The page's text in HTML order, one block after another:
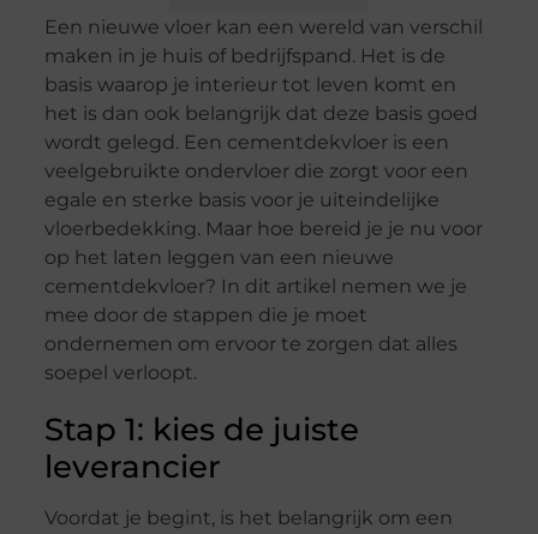
Een nieuwe vloer kan een wereld van verschil
maken in je huis of bedrijfspand. Het is de
basis waarop je interieur tot leven komt en
het is dan ook belangrijk dat deze basis goed
wordt gelegd. Een cementdekvloer is een
veelgebruikte ondervloer die zorgt voor een
egale en sterke basis voor je uiteindelijke
vloerbedekking. Maar hoe bereid je je nu voor
op het laten leggen van een nieuwe
cementdekvloer? In dit artikel nemen we je
mee door de stappen die je moet
ondernemen om ervoor te zorgen dat alles
soepel verloopt.
Stap 1: kies de juiste
leverancier
Voordat je begint, is het belangrijk om een